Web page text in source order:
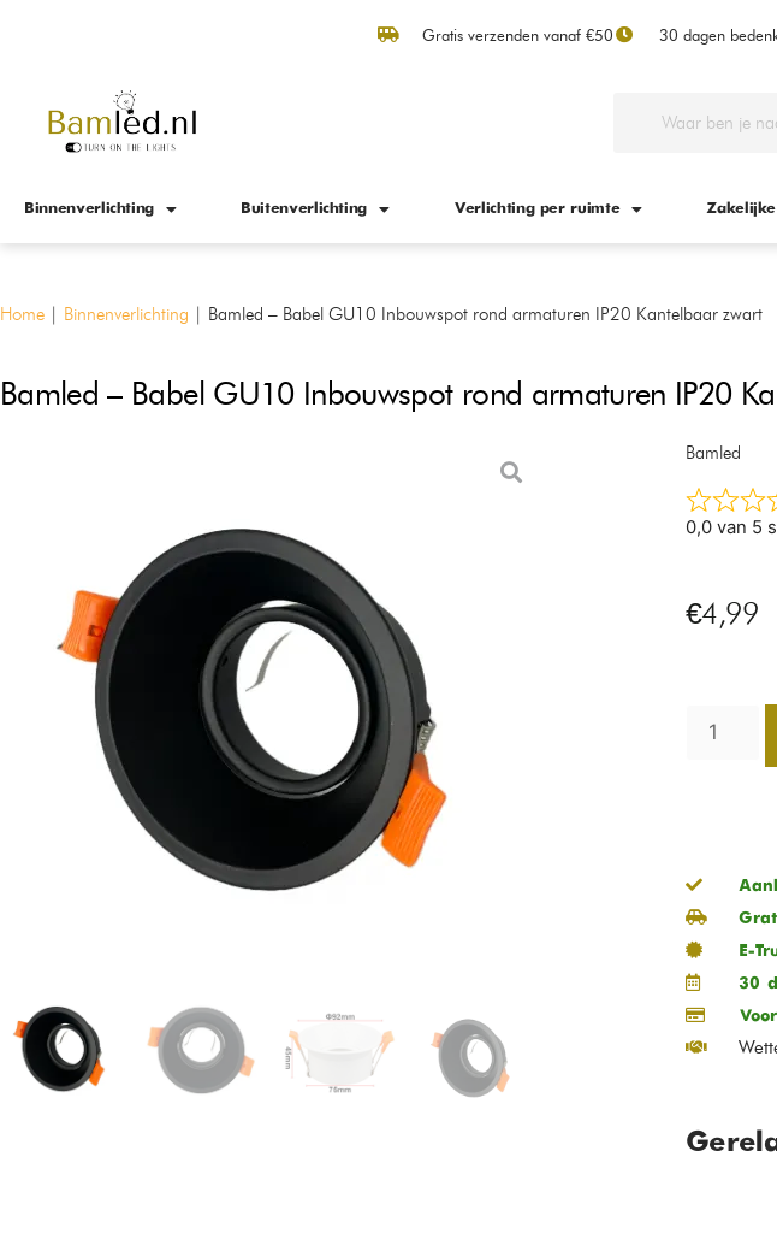
Gratis verzenden vanaf €50 30 dagen
Binnenverlichting Buitenverlichting Verlichting per ruimte
Home | Binnenverlichting | Bamled – Babel GU10 Inbouwspot rond armaturen IP20 Kantelbaar zwart
Bamled – Babel GU10 Inbouwspot rond armaturen IP20
Bamled
0,0 van 5
€4,99
E-
30